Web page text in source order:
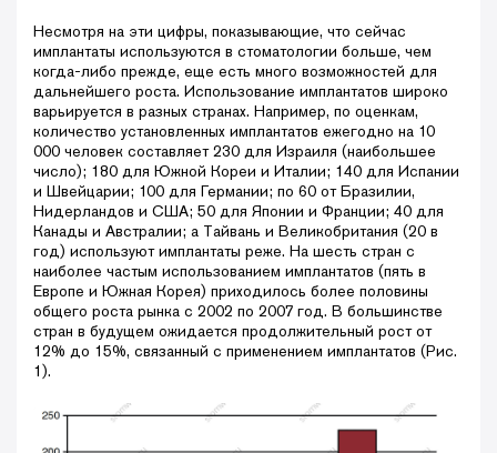
Несмотря на эти цифры, показывающие, что сейчас
имплантаты используются в стоматологии больше, чем
когда-либо прежде, еще есть много возможностей для
дальнейшего роста. Использование имплантатов широко
варьируется в разных странах. Например, по оценкам,
количество установленных имплантатов ежегодно на 10
000 человек составляет 230 для Израиля (наибольшее
число); 180 для Южной Кореи и Италии; 140 для Испании
и Швейцарии; 100 для Германии; по 60 от Бразилии,
Нидерландов и США; 50 для Японии и Франции; 40 для
Канады и Австралии; а Тайвань и Великобритания (20 в
год) используют имплантаты реже. На шесть стран с
наиболее частым использованием имплантатов (пять в
Европе и Южная Корея) приходилось более половины
общего роста рынка с 2002 по 2007 год. В большинстве
стран в будущем ожидается продолжительный рост от
12% до 15%, связанный с применением имплантатов (Рис.
1).